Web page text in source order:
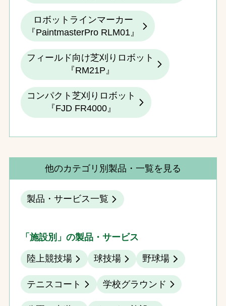
ロボットラインマーカー
『PaintmasterPro RLM01』
フィールド向け芝刈りロボット
『RM21P』
コンパクト芝刈りロボット
『FJD FR4000』
他のカテゴリ別製品・一覧を見る
製品・サービス一覧
「施設別」の製品・サービス
陸上競技場 球技場 野球場
テニスコート 学校グラウンド